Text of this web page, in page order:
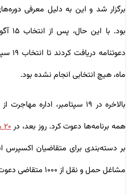
برگزار شد و این به دلیل معرفی
ماه، هیچ انتخابی انجام نشده بود.
همه برنامه‌ها دعوت کرد. روز بعد، در۲۰ سپتامبر
بر دسته‌بندی برای متقاضیان اکسپرس
مشاغل حمل و نقل از ۱۰۰۰ متقاضی دعوت به عمل آمد.